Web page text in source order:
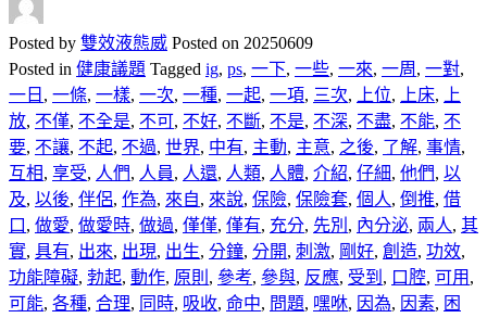
Posted by 雙效液態威 Posted on 20250609
Posted in 健康議題 Tagged ig, ps, 一下, 一些, 一來, 一周 , 一對,
一日 , 一條, 一樣, 一次, 一種, 一起, 一項, 三次, 上位, 上床,
上
放, 不僅, 不全是, 不可, 不好, 不斷, 不是, 不深, 不盡, 不能, 不
要, 不讓, 不起, 不過, 世界, 中有, 主動, 主意, 之後, 了解, 事情,
互相, 享受, 人們, 人員, 人還, 人類, 人體, 介紹, 仔細, 他們, 以
及, 以後, 伴侶, 作為, 來自, 來說, 保險, 保險套, 個人, 倒推, 借
口 , 做愛, 做愛時, 做過, 僅僅, 僅有, 充分, 先別 , 內分泌, 兩人, 其
實, 具有, 出來, 出現, 出生, 分鐘, 分開, 刺激, 剛好, 創造, 功效,
功能障礙, 勃起, 動作, 原則 , 參考, 參與, 反應, 受到 , 口腔, 可用 ,
可能, 各種, 合理, 同時, 吸收, 命中, 問題, 嘿咻, 因為, 因素, 困